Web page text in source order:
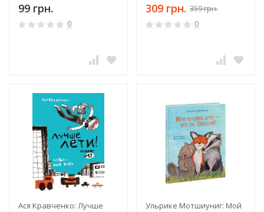
99 грн.
0
309 грн. 359 грн.
0
Ася Кравченко: Лучше
Ульрике Мотшиуниг: Мой